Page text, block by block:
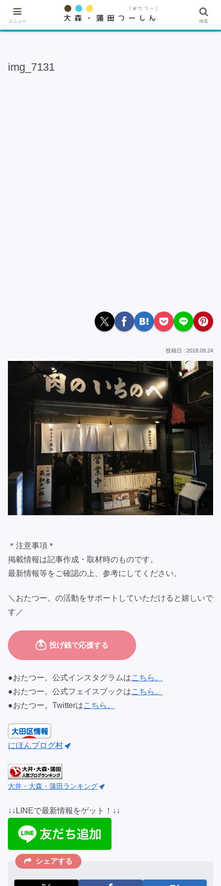
★記事・広告掲載希望はこちら★
img_7131
2018.09.24
＊注意事項＊
掲載情報は記事作成・取材時のものです。
最新情報等をご確認の上、参考にしてください。
＼おたつー。の活動をサポートしていただけると嬉しいで
す／
●おたつー。公式インスタグラムはこちら。
●おたつー。公式フェイスブックはこちら。
●おたつー。Twitterはこちら。
にほんブログ村
大井・大森・蒲田ランキング
↓↓LINEで最新情報をゲット！↓↓
シェアする
メニュー 検索